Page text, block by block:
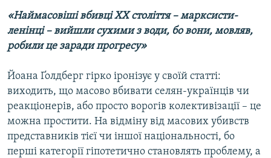
«Наймасовіші вбивці ХХ століття – марксисти-
ленінці – вийшли сухими з води, бо вони, мовляв,
робили це заради прогресу»
Йоана Ґолдберг гірко іронізує у своїй статті:
виходить, що масово вбивати селян-українців чи
реакціонерів, або просто ворогів колективізації – це
можна простити. На відміну від масових убивств
представників тієї чи іншої національності, бо
перші категорії гіпотетично становлять проблему, а